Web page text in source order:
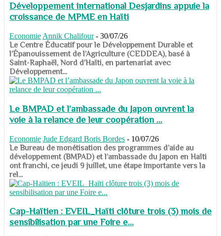
Développement international Desjardins appuie la
croissance de MPME en Haïti
Economie Annik Chalifour - 30/07/26
​​​​​​​Le Centre Éducatif pour le Développement Durable et
l’Épanouissement de l’Agriculture (CEDDEA), basé à
Saint-Raphaël, Nord d’Haïti, en partenariat avec
Développement...
Le BMPAD et l’ambassade du Japon ouvrent la
voie à la relance de leur coopération ...
Economie Jude Edgard Boris Bordes - 10/07/26
​​​​​​​Le Bureau de monétisation des programmes d’aide au
développement (BMPAD) et l’ambassade du Japon en Haïti
ont franchi, ce jeudi 9 juillet, une étape importante vers la
rel...
Cap-Haïtien : EVEIL_Haïti clôture trois (3) mois de
sensibilisation par une Foire e...